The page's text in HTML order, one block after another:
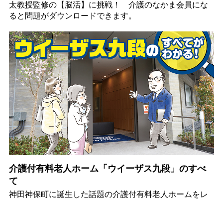
太教授監修の【脳活】に挑戦！ 介護のなかま会員にな
ると問題がダウンロードできます。
介護付有料老人ホーム「ウイーザス九段」のすべ
て
神田神保町に誕生した話題の介護付有料老人ホームをレ